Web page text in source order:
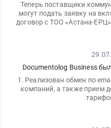
Теперь поставщики
могут подать заявку на
договор с ТОО «Астана-
Documentolog Business
1. Реализован обмен по
компаний, а также прием